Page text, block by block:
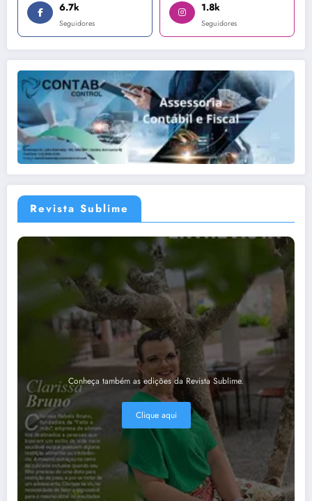
6.7k
Seguidores
1.8k
Seguidores
Revista Sublime
Conheça também as edições da Revista Sublime.
Clique aqui